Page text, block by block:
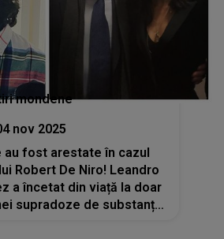
mondene
nov 2025
au fost arestate în cazul
Robert De Niro! Leandro
a încetat din viață la doar
supradoze de substanțe